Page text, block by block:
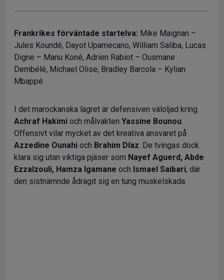
Frankrikes förväntade startelva: Mike Maignan –
Jules Koundé, Dayot Upamecano, William Saliba, Lucas
Digne – Manu Koné, Adrien Rabiot – Ousmane
Dembélé, Michael Olise, Bradley Barcola – Kylian
Mbappé.
I det marockanska lägret är defensiven väloljad kring
Achraf Hakimi och målvakten Yassine Bounou.
Offensivt vilar mycket av det kreativa ansvaret på
Azzedine Ounahi och Brahim Díaz. De tvingas dock
klara sig utan viktiga pjäser som Nayef Aguerd, Abde
Ezzalzouli, Hamza Igamane och Ismael Saibari, där
den sistnämnde ådragit sig en tung muskelskada.